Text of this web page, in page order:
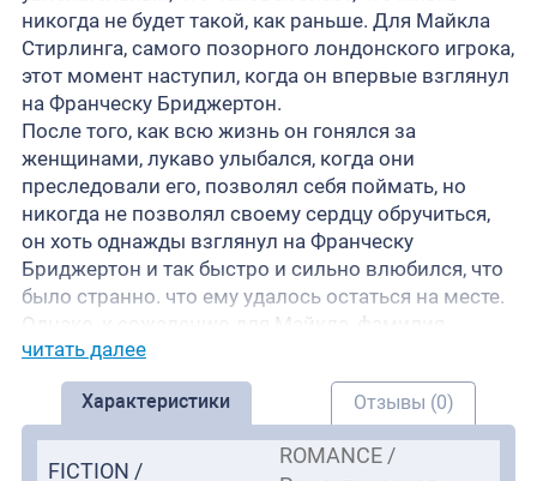
никогда не будет такой, как раньше. Для Майкла
Стирлинга, самого позорного лондонского игрока,
этот момент наступил, когда он впервые взглянул
на Франческу Бриджертон.
После того, как всю жизнь он гонялся за
женщинами, лукаво улыбался, когда они
преследовали его, позволял себя поймать, но
никогда не позволял своему сердцу обручиться,
он хоть однажды взглянул на Франческу
Бриджертон и так быстро и сильно влюбился, что
было странно. что ему удалось остаться на месте.
Однако, к сожалению для Майкла, фамилия
Франчески оставалась Бриджертон всего на
тридцать шесть часов дольше — поводом для их
встречи, к сожалению, был ужин в честь ее
неизбежной свадьбы с его кузеном.
Но это было тогда... Теперь Майкл — граф, а
читать далее
Характеристики Отзывы (0)
FICTION /
ROMANCE /